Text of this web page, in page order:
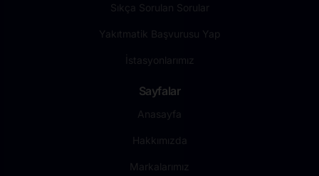
Sıkça Sorulan Sorular
Yakıtmatik Başvurusu Yap
İstasyonlarımız
Sayfalar
Anasayfa
Hakkımızda
Markalarımız